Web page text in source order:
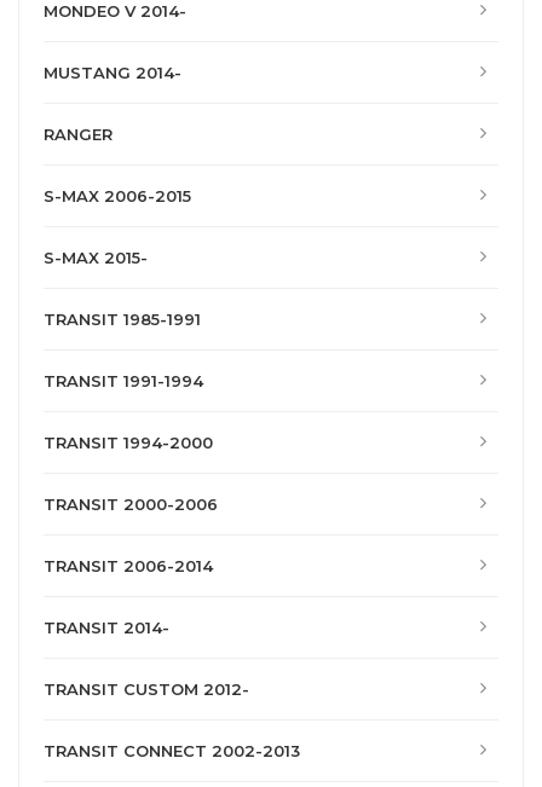
MONDEO V 2014-
MUSTANG 2014-
RANGER
S-MAX 2006-2015
S-MAX 2015-
TRANSIT 1985-1991
TRANSIT 1991-1994
TRANSIT 1994-2000
TRANSIT 2000-2006
TRANSIT 2006-2014
TRANSIT 2014-
TRANSIT CUSTOM 2012-
TRANSIT CONNECT 2002-2013